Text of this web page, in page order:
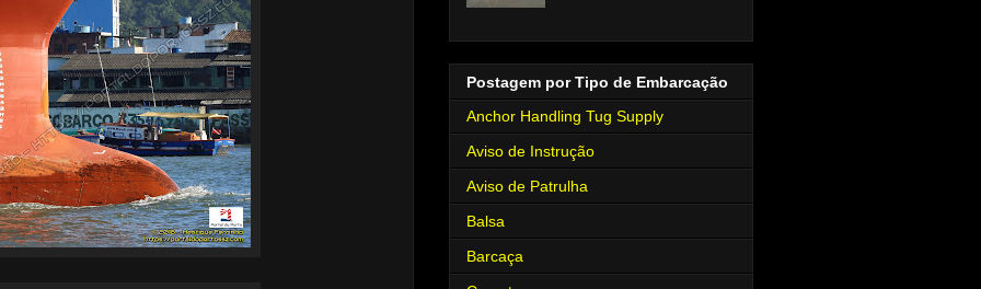
Postagem por Tipo de Embarcação
Anchor Handling Tug Supply
Aviso de Instrução
Aviso de Patrulha
Balsa
Barcaça